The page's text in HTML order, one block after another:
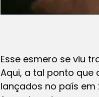
Esse esmero se viu
Aqui, a tal ponto que
lançados no país em